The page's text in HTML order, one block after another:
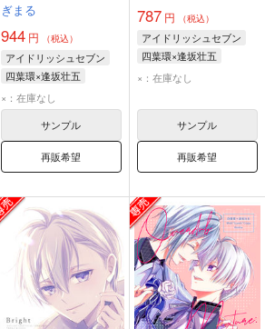
ぎまる
944 円 （税込）
アイドリッシュセブン
四葉環×逢坂壮五
四葉環
逢坂壮五
×：在庫なし
サンプル
再販希望
787円 （税込）
アイドリッシュセブン
四葉環×逢坂壮五
四葉環
逢坂壮五
×：在庫なし
サンプル
再販希望